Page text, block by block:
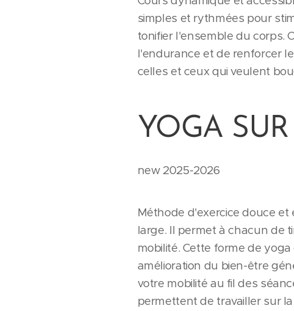
simples et rythmées pour
tonifier l'ensemble du corps.
l'endurance et de renforcer
celles et ceux qui veulent
YOGA
new 2025-2026
Méthode d'exercice douce
large. Il permet à chacun de
mobilité. Cette forme de
amélioration du bien-être
votre mobilité au fil des
permettent de travailler sur